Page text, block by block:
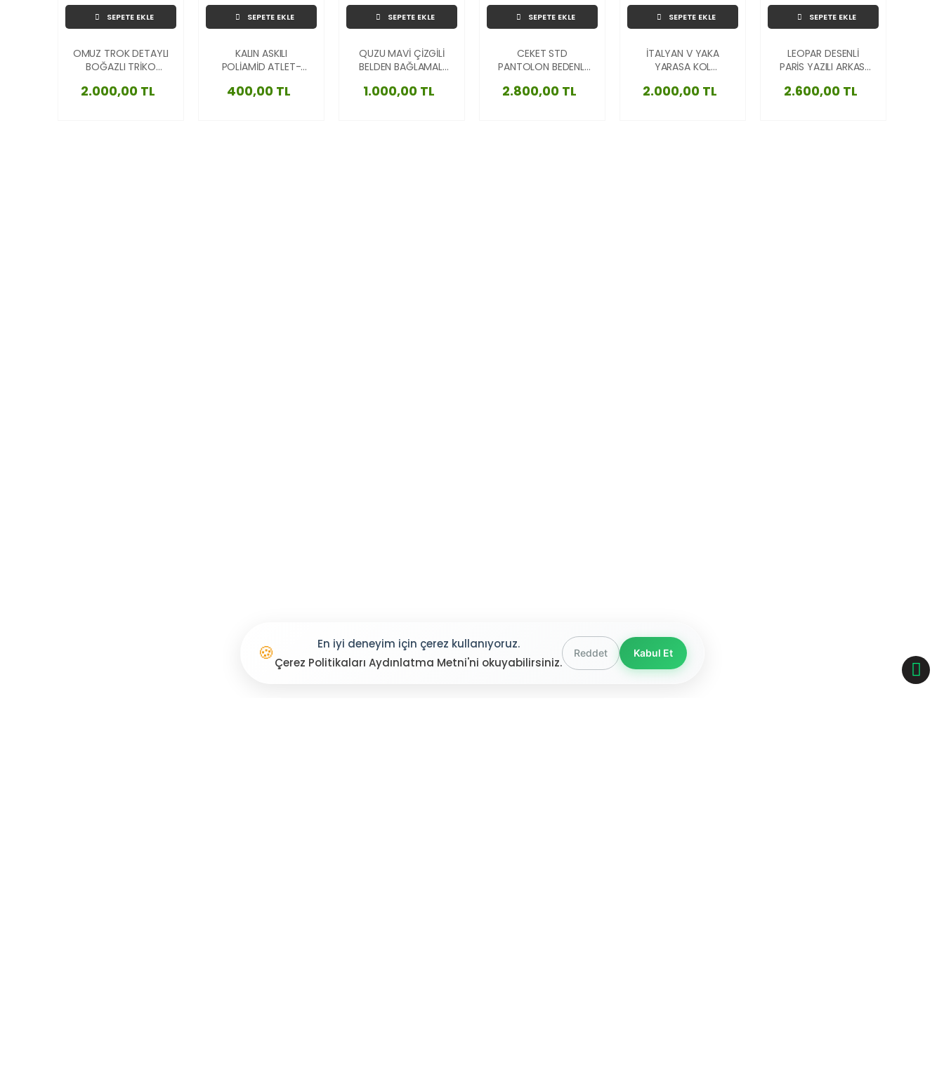
SEPETE EKLE
OMUZ TROK DETAYLI
BOĞAZLI TRİKO
2.000,00 TL
SEPETE EKLE
KALIN ASKILI
POLİAMİD ATLET-
400,00 TL
SEPETE EKLE
QUZU MAVİ ÇİZGİLİ
BELDEN BAĞLAMALI
1.000,00 TL
SEPETE EKLE
CEKET STD
PANTOLON BEDENLİ
2.800,00 TL
SEPETE EKLE
İTALYAN V YAKA
YARASA KOL
BLUZ
2.000,00 TL
SEPETE EKLE
LEOPAR DESENLİ
PARİS YAZILI ARKASI
SWEAT-SİYAH-STD
2.600,00 TL
🍪
En iyi deneyim için çerez kullanıyoruz.
Çerez Politikaları Aydınlatma Metni'ni okuyabilirsiniz.
Reddet Kabul Et